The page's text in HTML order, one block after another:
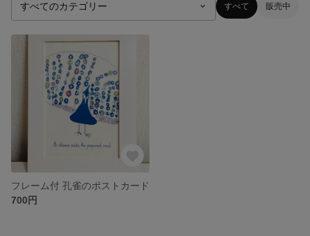
すべて 販売中
フレーム付 孔雀のポストカード
700円